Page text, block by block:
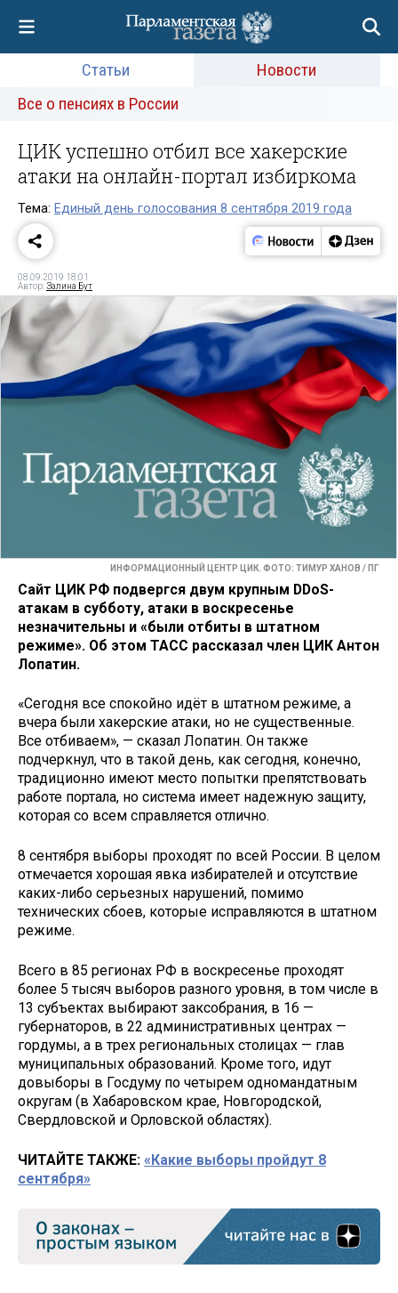
Статьи
Новости
Все о пенсиях в России
ЦИК успешно отбил все хакерские
атаки на онлайн-портал избиркома
Тема: Единый день голосования 8 сентября 2019 года
08.09.2019 18:01
Автор:Залина Бут
ИНФОРМАЦИОННЫЙ ЦЕНТР ЦИК. ФОТО: ТИМУР ХАНОВ / ПГ
Сайт ЦИК РФ подвергся двум крупным DDoS-
атакам в субботу, атаки в воскресенье
незначительны и «были отбиты в штатном
режиме». Об этом ТАСС рассказал член ЦИК Антон
Лопатин.
«Сегодня все спокойно идёт в штатном режиме, а
вчера были хакерские атаки, но не существенные.
Все отбиваем», — сказал Лопатин. Он также
подчеркнул, что в такой день, как сегодня, конечно,
традиционно имеют место попытки препятствовать
работе портала, но система имеет надежную защиту,
которая со всем справляется отлично.
8 сентября выборы проходят по всей России. В целом
отмечается хорошая явка избирателей и отсутствие
каких-либо серьезных нарушений, помимо
технических сбоев, которые исправляются в штатном
режиме.
Всего в 85 регионах РФ в воскресенье проходят
более 5 тысяч выборов разного уровня, в том числе в
13 субъектах выбирают заксобрания, в 16 —
губернаторов, в 22 административных центрах —
гордумы, а в трех региональных столицах — глав
муниципальных образований. Кроме того, идут
довыборы в Госдуму по четырем одномандатным
округам (в Хабаровском крае, Новгородской,
Свердловской и Орловской областях).
ЧИТАЙТЕ ТАКЖЕ: «Какие выборы пройдут 8
сентября»